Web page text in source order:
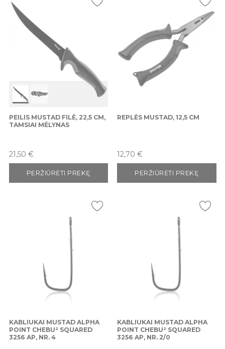
PEILIS MUSTAD FILĖ, 22,5 CM,
TAMSIAI MĖLYNAS
Kaina
21,50 €
PERŽIŪRĖTI PREKĘ
REPLĖS MUSTAD, 12,5 CM
Kaina
12,70 €
PERŽIŪRĖTI PREKĘ
KABLIUKAI MUSTAD ALPHA
POINT CHEBU² SQUARED
3256 AP, NR. 4
KABLIUKAI MUSTAD ALPHA
POINT CHEBU² SQUARED
3256 AP, NR. 2/0